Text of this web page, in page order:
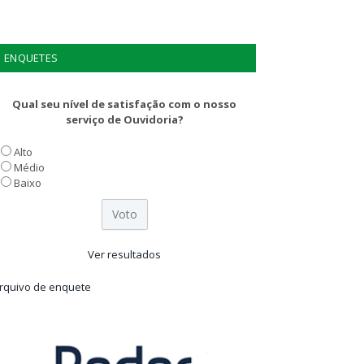
ENQUETES
Qual seu nível de satisfação com o nosso
serviço de Ouvidoria?
Alto
Médio
Baixo
Ver resultados
de enquete